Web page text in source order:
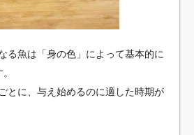
る魚は「身の色」によって基本的に
とに、与え始めるのに適した時期が